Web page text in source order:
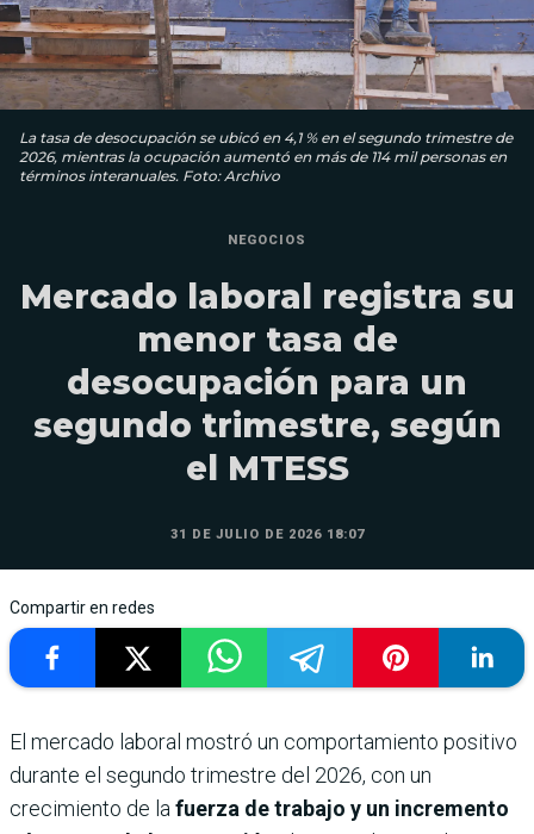
La tasa de desocupación se ubicó en 4,1 % en el segundo trimestre de
2026, mientras la ocupación aumentó en más de 114 mil personas en
términos interanuales. Foto: Archivo
NEGOCIOS
Mercado laboral registra su
menor tasa de
desocupación para un
segundo trimestre, según
el MTESS
31 DE JULIO DE 2026 18:07
Compartir en redes
El mercado laboral mostró un comportamiento positivo
durante el segundo trimestre del 2026, con un
crecimiento de la fuerza de trabajo y un incremento